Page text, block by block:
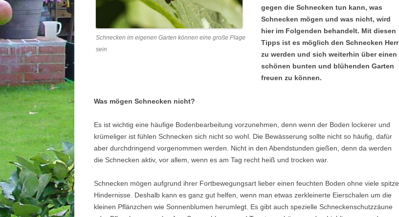
Schnecken im eigenen Garten können eine große Plage
sein
gegen die Schnecken tun kann, was
Schnecken mögen und was nicht, wird
hier im Folgenden behandelt. Mit diesen
Tipps ist es möglich den Schnecken Herr
zu werden und sich weiterhin über einen
schönen bunten und blühenden Garten
freuen zu können.
Was mögen Schnecken nicht?
Es ist wichtig eine häufige Bodenbearbeitung vorzunehmen, denn wenn der Boden lockerer und
krümeliger ist fühlen Schnecken sich nicht so wohl. Die Bewässerung sollte nicht so häufig, dafür
aber durchdringend vorgenommen werden. Nicht in den Abendstunden gießen, denn da werden
die Schnecken aktiv, vor allem, wenn es am Tag recht heiß und trocken war.
Schnecken mögen aufgrund ihrer Fortbewegungsart lieber einen feuchten Boden ohne viele spitze
Hindernisse. Deshalb kann es ganz gut helfen, wenn man etwas zerkleinerte Eierschalen um die
kleinen Pflänzchen wie Sonnenblumen herumlegt. Es gibt auch spezielle Schneckenschutzzäune